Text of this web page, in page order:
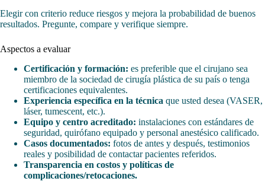
Elegir con criterio reduce riesgos y mejora la probabilidad de buenos
resultados. Pregunte, compare y verifique siempre.
Aspectos a evaluar
Certificación y formación: es preferible que el cirujano sea
miembro de la sociedad de cirugía plástica de su país o tenga
certificaciones equivalentes.
Experiencia específica en la técnica que usted desea (VASER,
láser, tumescent, etc.).
Equipo y centro acreditado: instalaciones con estándares de
seguridad, quirófano equipado y personal anestésico calificado.
Casos documentados: fotos de antes y después, testimonios
reales y posibilidad de contactar pacientes referidos.
Transparencia en costos y políticas de
complicaciones/retocaciones.